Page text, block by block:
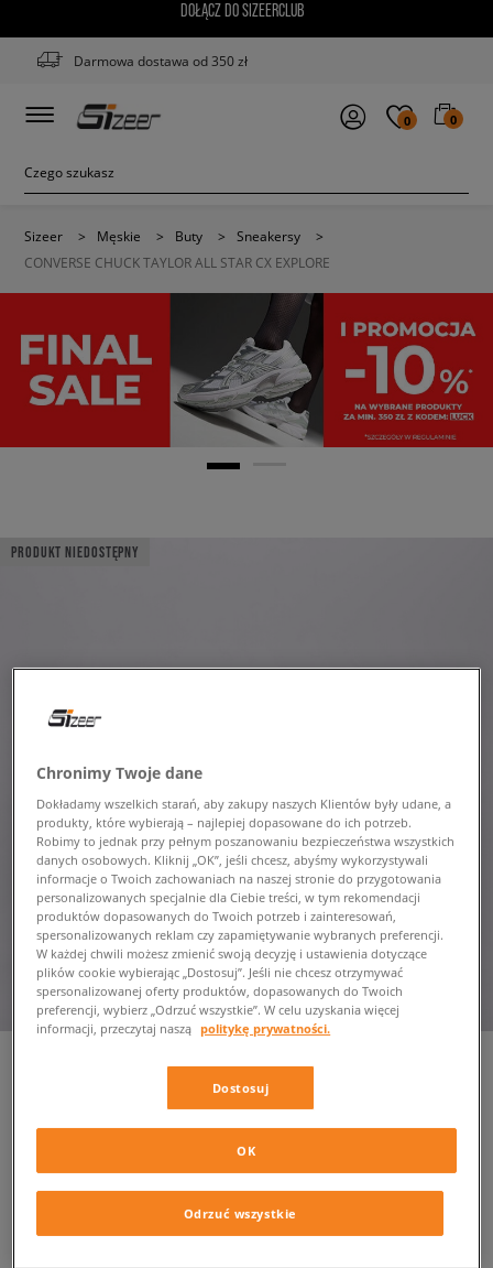
DOŁĄCZ DO SIZEERCLUB
Darmowa dostawa od 350 zł
0 0
Sizeer > Męskie > Buty > Sneakersy
>
CONVERSE CHUCK TAYLOR ALL STAR CX EXPLORE
PRODUKT NIEDOSTĘPNY
CONVERSE CHUCK TAYLOR
ALL STAR CX EXPLORE
219,99 zł z VAT
Chronimy Twoje dane
Dokładamy wszelkich starań, aby zakupy naszych Klientów były udane, a
produkty, które wybierają – najlepiej dopasowane do ich potrzeb.
Robimy to jednak przy pełnym poszanowaniu bezpieczeństwa wszystkich
danych osobowych. Kliknij „OK”, jeśli chcesz, abyśmy wykorzystywali
informacje o Twoich zachowaniach na naszej stronie do przygotowania
personalizowanych specjalnie dla Ciebie treści, w tym rekomendacji
produktów dopasowanych do Twoich potrzeb i zainteresowań,
spersonalizowanych reklam czy zapamiętywanie wybranych preferencji.
W każdej chwili możesz zmienić swoją decyzję i ustawienia dotyczące
plików cookie wybierając „Dostosuj”. Jeśli nie chcesz otrzymywać
spersonalizowanej oferty produktów, dopasowanych do Twoich
preferencji, wybierz „Odrzuć wszystkie”. W celu uzyskania więcej
informacji, przeczytaj naszą politykę prywatności.
Dostosuj
Odrzuć wszystkie
OK